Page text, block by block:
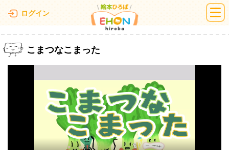
ログイン 絵本ひろば
こまつなこまった